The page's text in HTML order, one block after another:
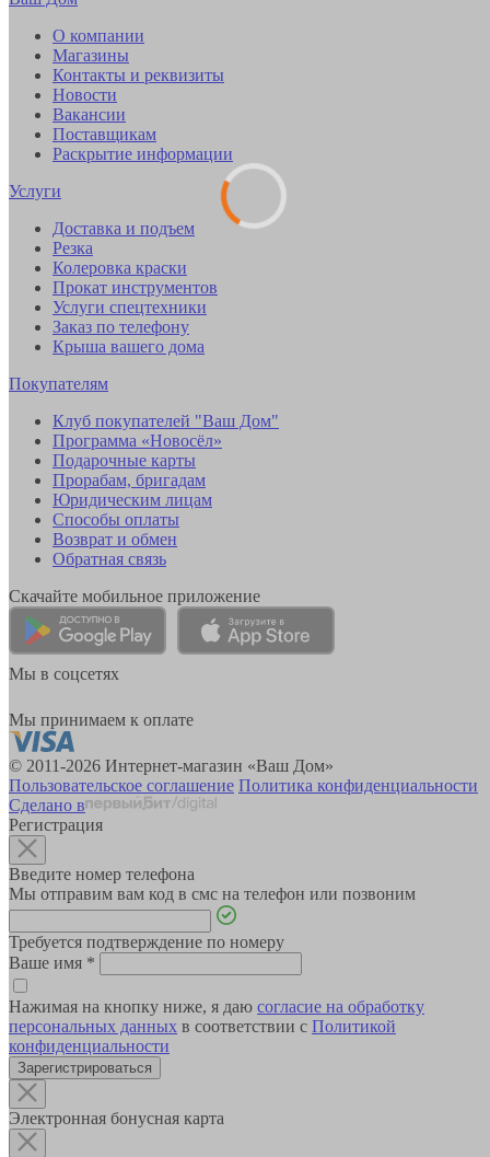
О компании
Магазины
Контакты и реквизиты
Новости
Вакансии
Поставщикам
Раскрытие информации
Услуги
Доставка и подъем
Резка
Колеровка краски
Прокат инструментов
Услуги спецтехники
Заказ по телефону
Крыша вашего дома
Покупателям
Клуб покупателей "Ваш Дом"
Программа «Новосёл»
Подарочные карты
Прорабам, бригадам
Юридическим лицам
Способы оплаты
Возврат и обмен
Обратная связь
Скачайте мобильное приложение
Мы в соцсетях
Мы принимаем к оплате
© 2011-2026 Интернет-магазин «Ваш Дом»
Пользовательское соглашение Политика конфиденциальности
Сделано в
Регистрация
Введите номер телефона
Мы отправим вам код в смс на телефон или позвоним
Требуется подтверждение по номеру
Ваше имя *
Нажимая на кнопку ниже, я даю согласие на обработку
персональных данных в соответствии с Политикой
конфиденциальности
Зарегистрироваться
Электронная бонусная карта